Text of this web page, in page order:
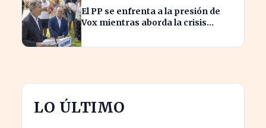
El PP se enfrenta a la presión de
Vox mientras aborda la crisis
LO ÚLTIMO